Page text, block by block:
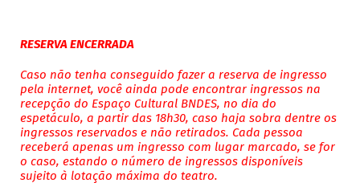
RESERVA ENCERRADA
Caso não tenha conseguido fazer a reserva de ingresso
pela internet, você ainda pode encontrar ingressos na
recepção do Espaço Cultural BNDES, no dia do
espetáculo, a partir das 18h30, caso haja sobra dentre os
ingressos reservados e não retirados. Cada pessoa
receberá apenas um ingresso com lugar marcado, se for
o caso, estando o número de ingressos disponíveis
sujeito à lotação máxima do teatro.